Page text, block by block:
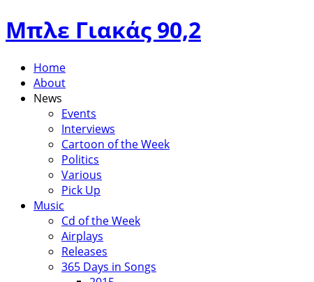
Μπλε Γιακάς 90,2
Home
About
News
Events
Interviews
Cartoon of the Week
Politics
Various
Pick Up
Music
Cd of the Week
Airplays
Releases
365 Days in Songs